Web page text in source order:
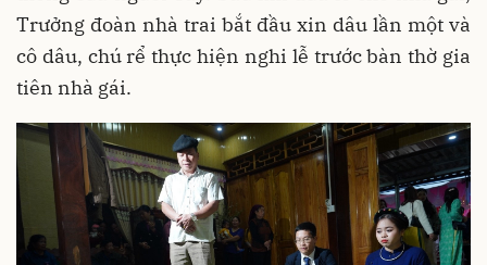
Trưởng đoàn nhà trai bắt đầu xin dâu lần một và
cô dâu, chú rể thực hiện nghi lễ trước bàn thờ gia
tiên nhà gái.